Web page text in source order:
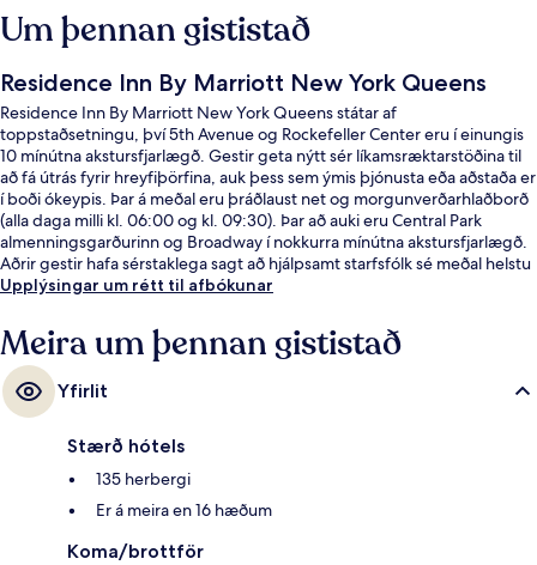
Um þennan gististað
Residence Inn By Marriott New York Queens
Residence Inn By Marriott New York Queens státar af
toppstaðsetningu, því 5th Avenue og Rockefeller Center eru í einungis
10 mínútna akstursfjarlægð. Gestir geta nýtt sér líkamsræktarstöðina til
að fá útrás fyrir hreyfiþörfina, auk þess sem ýmis þjónusta eða aðstaða er
í boði ókeypis. Þar á meðal eru þráðlaust net og morgunverðarhlaðborð
(alla daga milli kl. 06:00 og kl. 09:30). Þar að auki eru Central Park
almenningsgarðurinn og Broadway í nokkurra mínútna akstursfjarlægð.
Aðrir gestir hafa sérstaklega sagt að hjálpsamt starfsfólk sé meðal helstu
kosta gististaðarins. Það er ekki langt að fara til að komast í
mínútna göngufjarlægð.
Upplýsingar um rétt til afbókunar
Meira um þennan gististað
Yfirlit
Stærð hótels
135 herbergi
Er á meira en 16 hæðum
Koma/brottför